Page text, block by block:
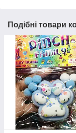
Подібні товари